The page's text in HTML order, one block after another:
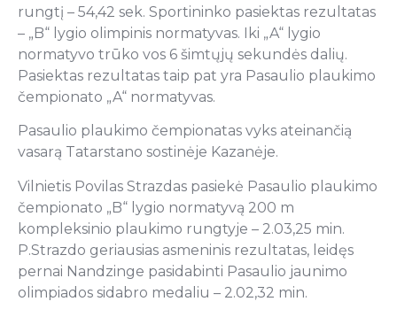
rungtį – 54,42 sek. Sportininko pasiektas rezultatas
– „B“ lygio olimpinis normatyvas. Iki „A“ lygio
normatyvo trūko vos 6 šimtųjų sekundės dalių.
Pasiektas rezultatas taip pat yra Pasaulio plaukimo
čempionato „A“ normatyvas.
Pasaulio plaukimo čempionatas vyks ateinančią
vasarą Tatarstano sostinėje Kazanėje.
Vilnietis Povilas Strazdas pasiekė Pasaulio plaukimo
čempionato „B“ lygio normatyvą 200 m
kompleksinio plaukimo rungtyje – 2.03,25 min.
P.Strazdo geriausias asmeninis rezultatas, leidęs
pernai Nandzinge pasidabinti Pasaulio jaunimo
olimpiados sidabro medaliu – 2.02,32 min.